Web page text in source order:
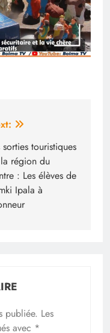
sorties touristiques
région du
: Les élèves de
Ipala à
publiée. Les
avec *